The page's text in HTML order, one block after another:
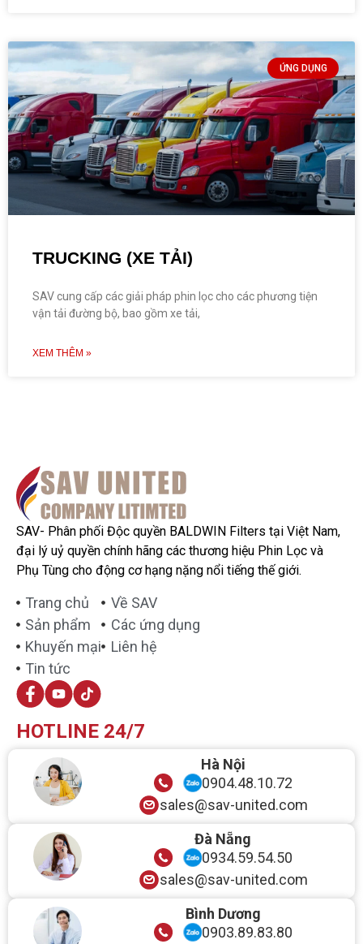
ỨNG DỤNG
TRUCKING (XE TẢI)
SAV cung cấp các giải pháp phin lọc cho các phương tiện
vận tải đường bộ, bao gồm xe tải,
XEM THÊM »
SAV- Phân phối Độc quyền BALDWIN Filters tại Việt Nam,
đại lý uỷ quyền chính hãng các thương hiệu Phin Lọc và
Phụ Tùng cho động cơ hạng nặng nổi tiếng thế giới.
Trang chủ
Sản phẩm
Khuyến mại
Tin tức
Về SAV
Các ứng dụng
Liên hệ
HOTLINE 24/7
Hà Nội
0904.48.10.72
sales@sav-united.com
Đà Nẵng
0934.59.54.50
sales@sav-united.com
Bình Dương
0903.89.83.80